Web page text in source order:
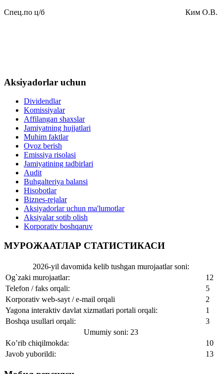
Спец.по ц/б Ким О.В.
Aksiyadorlar uchun
Dividendlar
Komissiyalar
Affilangan shaxslar
Jamiyatning hujjatlari
Muhim faktlar
Ovoz berish
Emissiya risolasi
Jamiyatining tadbirlari
Audit
Buhgalteriya balansi
Hisobotlar
Biznes-rejalar
Aksiyadorlar uchun ma'lumotlar
Aksiyalar sotib olish
Korporativ boshqaruv
МУРОЖААТЛАР СТАТИСТИКАСИ
2026-yil davomida kelib tushgan murojaatlar soni:
Og`zaki murojaatlar:
12
Telefon / faks orqali:
5
Korporativ web-sayt / e-mail orqali
2
Yagona interaktiv davlat xizmatlari portali orqali:
1
Boshqa usullari orqali:
3
Umumiy soni: 23
Ko’rib chiqilmokda:
10
Javob yuborildi:
13